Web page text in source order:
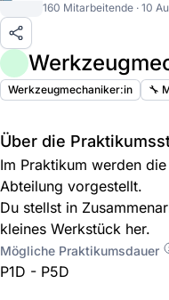
160 Mitarbeitende · 10
Werkzeugmechaniker:in 🔧
Über die
Im Praktikum werden
Abteilung vorgestellt.
Du stellst in
kleines Werkstück her.
Mögliche Praktikumsdauer
P1D - P5D